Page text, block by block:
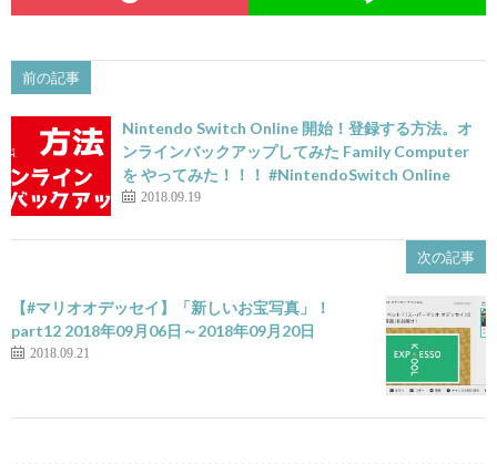
前の記事
Nintendo Switch Online 開始！登録する方法。オ
ンラインバックアップしてみた Family Computer
を やってみた！！！ #NintendoSwitch Online
2018.09.19
次の記事
【#マリオオデッセイ】「新しいお宝写真」！
part12 2018年09月06日～2018年09月20日
2018.09.21